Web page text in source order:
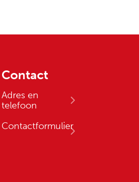
Contact
Adres en
telefoon
Contactformulier